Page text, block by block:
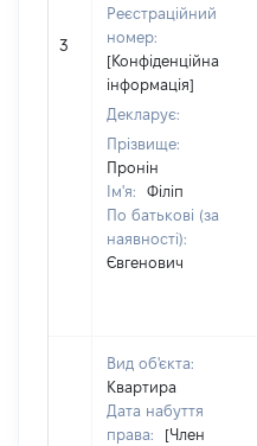
3
Реєстраційний
номер:
[Конфіденційна
інформація]
Декларує:
Прізвище:
Пронін
Ім'я:
Філіп
По батькові (за
наявності):
Євгенович
Вид об'єкта:
Квартира
Дата набуття
права:
[Член